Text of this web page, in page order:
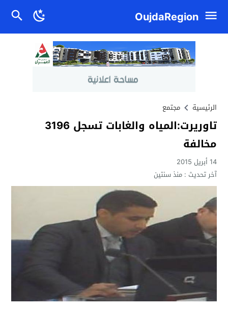
OujdaRegion
الرئيسية مجتمع
تاوريرت:المياه والغابات تسجل 3196
مخالفة
14 أبريل 2015
آخر تحديث :منذ سنتين